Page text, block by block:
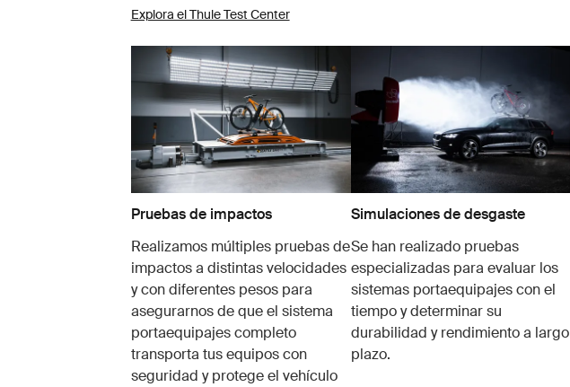
Explora el Thule Test Center
Pruebas de impactos
Realizamos múltiples pruebas de
impactos a distintas velocidades
y con diferentes pesos para
asegurarnos de que el sistema
portaequipajes completo
transporta tus equipos con
seguridad y protege el vehículo
Simulaciones de desgaste
Se han realizado pruebas
especializadas para evaluar los
sistemas portaequipajes con el
tiempo y determinar su
durabilidad y rendimiento a largo
plazo.